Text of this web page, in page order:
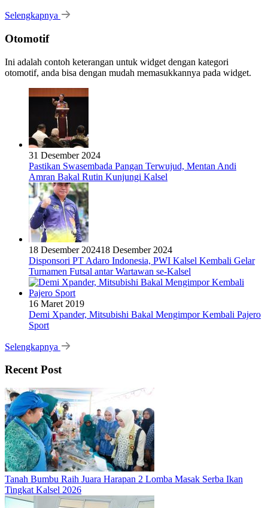
Selengkapnya
Otomotif
Ini adalah contoh keterangan untuk widget dengan kategori
otomotif, anda bisa dengan mudah memasukkannya pada widget.
31 Desember 2024
Pastikan Swasembada Pangan Terwujud, Mentan Andi
Amran Bakal Rutin Kunjungi Kalsel
18 Desember 202418 Desember 2024
Disponsori PT Adaro Indonesia, PWI Kalsel Kembali Gelar
Turnamen Futsal antar Wartawan se-Kalsel
16 Maret 2019
Demi Xpander, Mitsubishi Bakal Mengimpor Kembali Pajero
Sport
Selengkapnya
Recent Post
Tanah Bumbu Raih Juara Harapan 2 Lomba Masak Serba Ikan
Tingkat Kalsel 2026